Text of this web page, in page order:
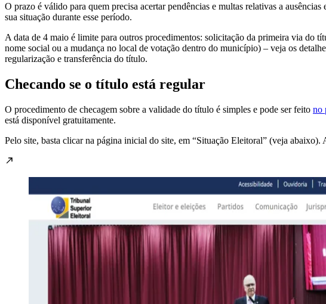
O prazo é válido para quem precisa acertar pendências e multas relativas a
sua situação durante esse período.
A data de 4 maio é limite para outros procedimentos: solicitação da primeira via do
nome social ou a mudança no local de votação dentro do município) – veja os
regularização e transferência do título.
Checando se o título está regular
O procedimento de checagem sobre a validade do título é simples e pode ser feito no
está disponível gratuitamente.
Pelo site, basta clicar na página inicial do site, em “Situação Eleitoral” (veja